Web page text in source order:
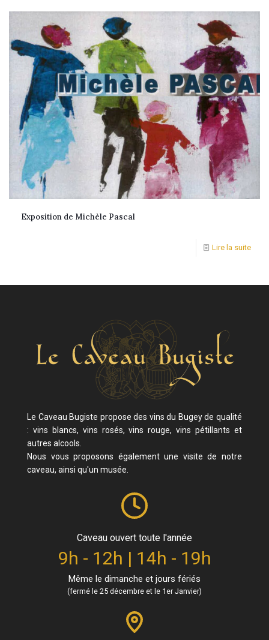
Exposition de Michèle Pascal
Lire la suite
Le Caveau Bugiste propose des vins du Bugey de qualité
: vins blancs, vins rosés, vins rouge, vins pétillants et
autres alcools.
Nous vous proposons également une visite de notre
caveau, ainsi qu'un musée.
Caveau ouvert toute l'année
9h - 12h | 14h - 19h
Même le dimanche et jours fériés
(fermé le 25 décembre et le 1er Janvier)